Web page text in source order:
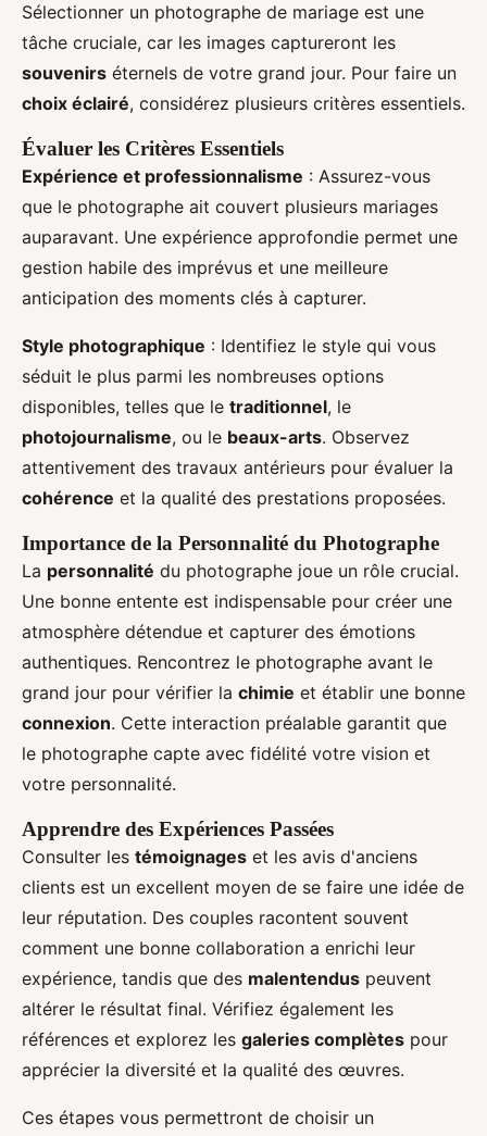
Sélectionner un photographe de mariage est une
tâche cruciale, car les images captureront les
souvenirs éternels de votre grand jour. Pour faire un
choix éclairé, considérez plusieurs critères essentiels.
Évaluer les Critères Essentiels
Expérience et professionnalisme : Assurez-vous
que le photographe ait couvert plusieurs mariages
auparavant. Une expérience approfondie permet une
gestion habile des imprévus et une meilleure
anticipation des moments clés à capturer.
Style photographique : Identifiez le style qui vous
séduit le plus parmi les nombreuses options
disponibles, telles que le traditionnel, le
photojournalisme, ou le beaux-arts. Observez
attentivement des travaux antérieurs pour évaluer la
cohérence et la qualité des prestations proposées.
Importance de la Personnalité du Photographe
La personnalité du photographe joue un rôle crucial.
Une bonne entente est indispensable pour créer une
atmosphère détendue et capturer des émotions
authentiques. Rencontrez le photographe avant le
grand jour pour vérifier la chimie et établir une bonne
connexion. Cette interaction préalable garantit que
le photographe capte avec fidélité votre vision et
votre personnalité.
Apprendre des Expériences Passées
Consulter les témoignages et les avis d'anciens
clients est un excellent moyen de se faire une idée de
leur réputation. Des couples racontent souvent
comment une bonne collaboration a enrichi leur
expérience, tandis que des malentendus peuvent
altérer le résultat final. Vérifiez également les
références et explorez les galeries complètes pour
apprécier la diversité et la qualité des œuvres.
Ces étapes vous permettront de choisir un